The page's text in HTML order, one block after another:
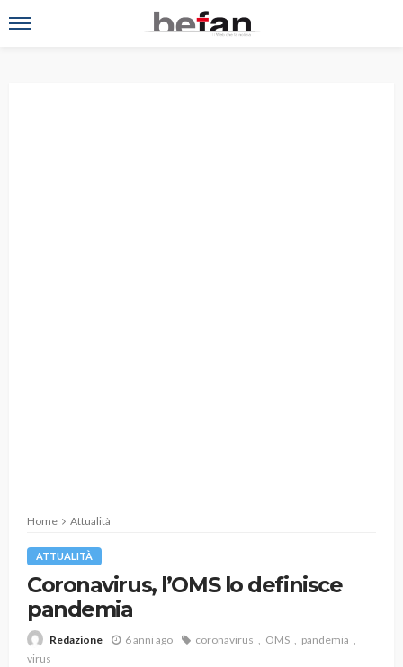
Home Attualità
ATTUALITÀ
Coronavirus, l’OMS lo definisce
pandemia
Redazione 6 anni ago coronavirus OMS
pandemia
virus